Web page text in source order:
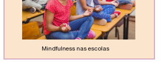
Mindfulness nas escolas